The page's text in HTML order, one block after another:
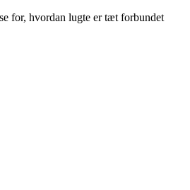
for, hvordan lugte er tæt forbundet